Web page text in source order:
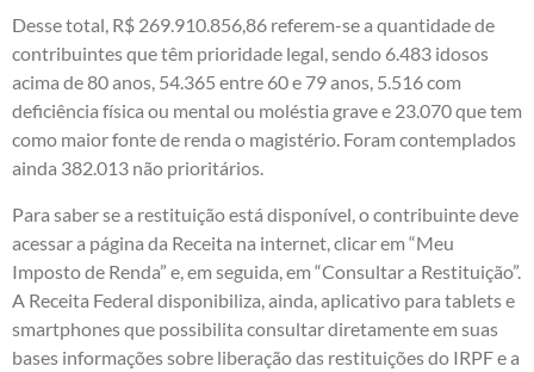
Desse total, R$ 269.910.856,86 referem-se a quantidade de
contribuintes que têm prioridade legal, sendo 6.483 idosos
acima de 80 anos, 54.365 entre 60 e 79 anos, 5.516 com
deficiência física ou mental ou moléstia grave e 23.070 que tem
como maior fonte de renda o magistério. Foram contemplados
ainda 382.013 não prioritários.
Para saber se a restituição está disponível, o contribuinte deve
acessar a página da Receita na internet, clicar em “Meu
Imposto de Renda” e, em seguida, em “Consultar a Restituição”.
A Receita Federal disponibiliza, ainda, aplicativo para tablets e
smartphones que possibilita consultar diretamente em suas
bases informações sobre liberação das restituições do IRPF e a